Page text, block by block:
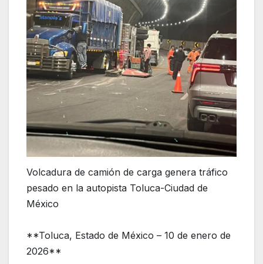
Volcadura de camión de carga genera tráfico
pesado en la autopista Toluca-Ciudad de
México
**Toluca, Estado de México – 10 de enero de
2026**